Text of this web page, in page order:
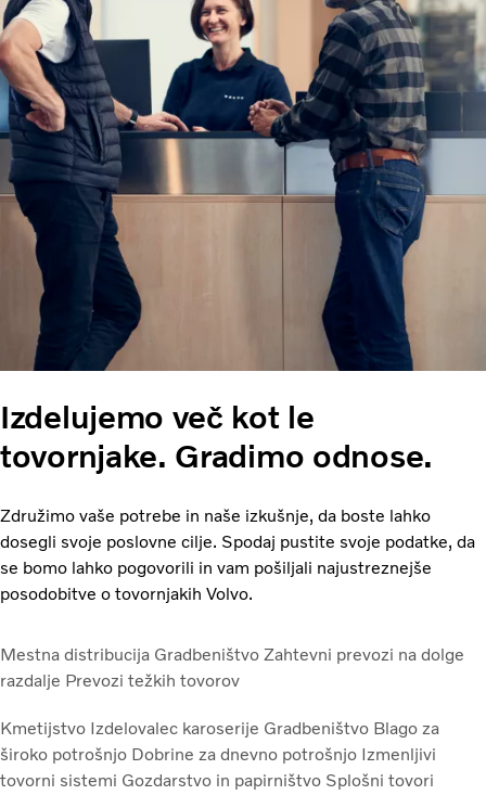
Izdelujemo več kot le
tovornjake. Gradimo odnose.
Združimo vaše potrebe in naše izkušnje, da boste lahko
dosegli svoje poslovne cilje. Spodaj pustite svoje podatke, da
se bomo lahko pogovorili in vam pošiljali najustreznejše
posodobitve o tovornjakih Volvo.
Mestna distribucija Gradbeništvo Zahtevni prevozi na dolge
razdalje Prevozi težkih tovorov
Kmetijstvo Izdelovalec karoserije Gradbeništvo Blago za
široko potrošnjo Dobrine za dnevno potrošnjo Izmenljivi
tovorni sistemi Gozdarstvo in papirništvo Splošni tovori